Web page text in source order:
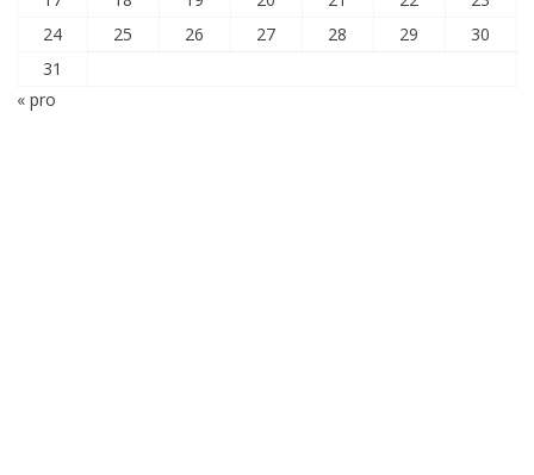
24
25 26 27 28 29
30
31
« pro